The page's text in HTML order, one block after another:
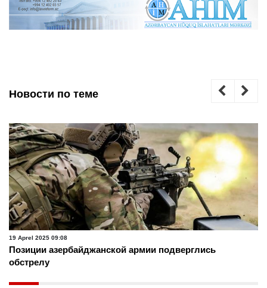
Новости по теме
19 Aprel 2025 09:08
Позиции азербайджанской армии подверглись
обстрелу